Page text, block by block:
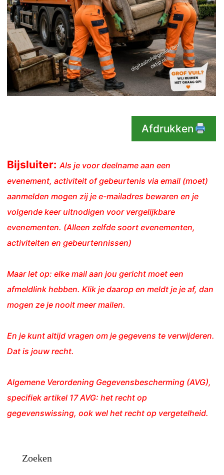
Afdrukken
Bijsluiter: Als je voor deelname aan een
evenement, activiteit of gebeurtenis via email (moet)
aanmelden mogen zij je e-mailadres bewaren en je
volgende keer uitnodigen voor vergelijkbare
evenementen. (Alleen zelfde soort evenementen,
activiteiten en gebeurtennissen)
Maar let op: elke mail aan jou gericht moet een
afmeldlink hebben. Klik je daarop en meldt je je af, dan
mogen ze je nooit meer mailen.
En je kunt altijd vragen om je gegevens te verwijderen.
Dat is jouw recht.
Algemene Verordening Gegevensbescherming (AVG),
specifiek artikel 17 AVG: het recht op
gegevenswissing, ook wel het recht op vergetelheid.
Zoeken